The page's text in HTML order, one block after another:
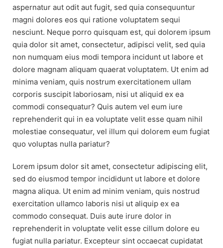
aspernatur aut odit aut fugit, sed quia consequuntur
magni dolores eos qui ratione voluptatem sequi
nesciunt. Neque porro quisquam est, qui dolorem ipsum
quia dolor sit amet, consectetur, adipisci velit, sed quia
non numquam eius modi tempora incidunt ut labore et
dolore magnam aliquam quaerat voluptatem. Ut enim ad
minima veniam, quis nostrum exercitationem ullam
corporis suscipit laboriosam, nisi ut aliquid ex ea
commodi consequatur? Quis autem vel eum iure
reprehenderit qui in ea voluptate velit esse quam nihil
molestiae consequatur, vel illum qui dolorem eum fugiat
quo voluptas nulla pariatur?
Lorem ipsum dolor sit amet, consectetur adipiscing elit,
sed do eiusmod tempor incididunt ut labore et dolore
magna aliqua. Ut enim ad minim veniam, quis nostrud
exercitation ullamco laboris nisi ut aliquip ex ea
commodo consequat. Duis aute irure dolor in
reprehenderit in voluptate velit esse cillum dolore eu
fugiat nulla pariatur. Excepteur sint occaecat cupidatat